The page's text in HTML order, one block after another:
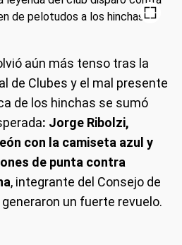
aún más tenso tras la
de Clubes y el mal presente
de los hinchas se sumó
: Jorge Ribolzi,
con la camiseta azul y
de punta contra
, integrante del Consejo de
un fuerte revuelo.